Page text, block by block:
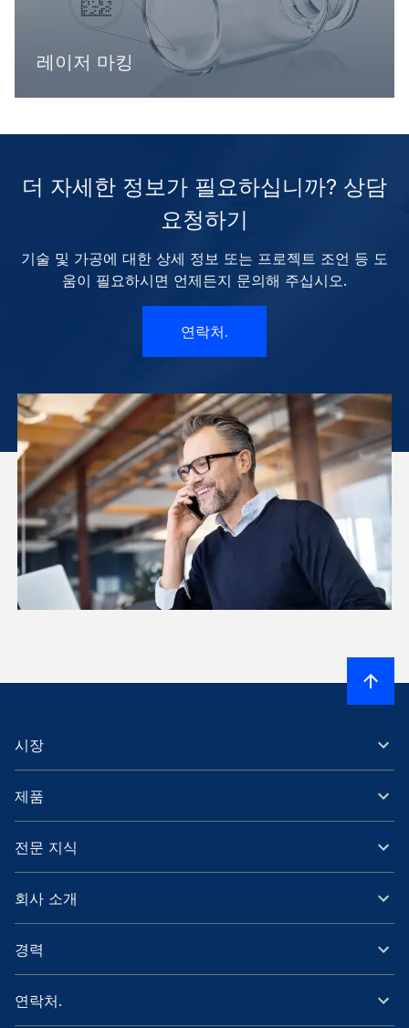
레이저 마킹
더 자세한 정보가 필요하십니까? 상담
요청하기
기술 및 가공에 대한 상세 정보 또는 프로젝트 조언 등 도
움이 필요하시면 언제든지 문의해 주십시오.
연락처.
시장
제품
전문 지식
회사 소개
경력
연락처.